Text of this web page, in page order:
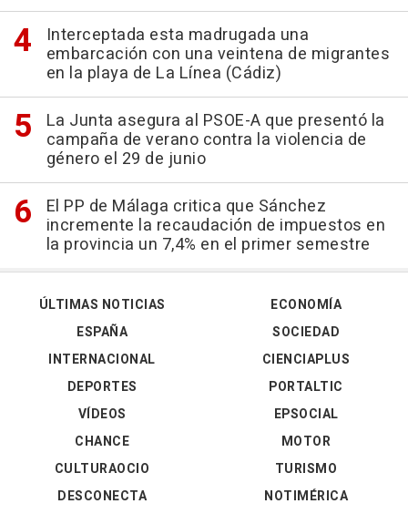
Interceptada esta madrugada una
embarcación con una veintena de migrantes
en la playa de La Línea (Cádiz)
La Junta asegura al PSOE-A que presentó la
campaña de verano contra la violencia de
género el 29 de junio
El PP de Málaga critica que Sánchez
incremente la recaudación de impuestos en
la provincia un 7,4% en el primer semestre
ÚLTIMAS NOTICIAS
ESPAÑA
INTERNACIONAL
DEPORTES
VÍDEOS
ECONOMÍA
SOCIEDAD
CIENCIAPLUS
PORTALTIC
EPSOCIAL
CHANCE
CULTURAOCIO
DESCONECTA
MOTOR
TURISMO
NOTIMÉRICA